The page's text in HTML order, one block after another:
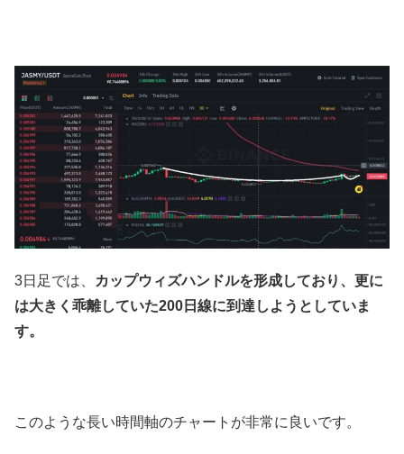
3日足では、
カップウィズハンドルを形成しており、更に
は大きく乖離していた200日線に到達しようとしていま
す。
このような長い時間軸のチャートが非常に良いです。